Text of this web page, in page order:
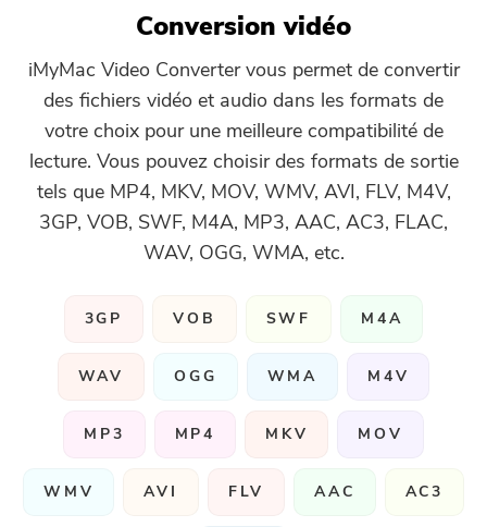
Conversion vidéo
iMyMac Video Converter vous permet de convertir
des fichiers vidéo et audio dans les formats de
votre choix pour une meilleure compatibilité de
lecture. Vous pouvez choisir des formats de sortie
tels que MP4, MKV, MOV, WMV, AVI, FLV, M4V,
3GP, VOB, SWF, M4A, MP3, AAC, AC3, FLAC,
WAV, OGG, WMA, etc.
3GP VOB SWF M4A
WAV OGG WMA M4V
MP3 MP4 MKV MOV
WMV AVI FLV AAC AC3